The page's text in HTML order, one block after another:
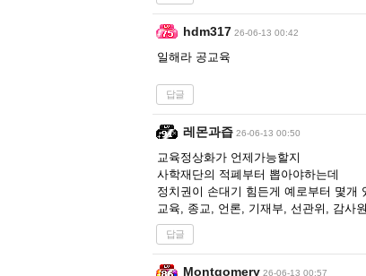
hdm317 26-06-13 00:42
일해라 공교육
답글
레몬과즙 26-06-13 00:50
교육정상화가 언제가능할지
사학재단의 적폐부터 뽑아야하는데
정치권이 손대기 힘든게 예로부터 몇개
교육, 종교, 언론, 기재부, 선관위, 감사
답글
Montgomery 26-06-13 00:57